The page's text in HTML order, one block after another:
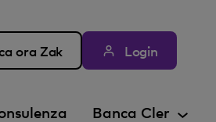
ora Zak Login
Banca Cler